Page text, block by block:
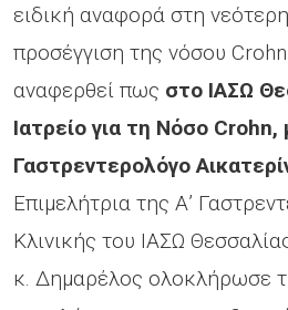
ειδική αναφορά στη
προσέγγιση της νόσου
αναφερθεί πως στο ΙΑΣΩ
Ιατρείο για τη Νόσο Crohn,
Γαστρεντερολόγο
Επιμελήτρια της Α’
Κλινικής του ΙΑΣΩ
κ. Δημαρέλος ολοκλήρωσε